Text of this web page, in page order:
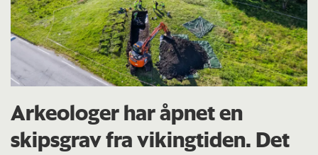
Arkeologer har åpnet en
skipsgrav fra vikingtiden. Det